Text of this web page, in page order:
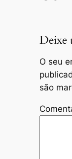
Deixe
O seu
são